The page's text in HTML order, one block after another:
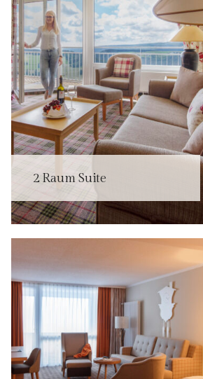
2 Raum Suite